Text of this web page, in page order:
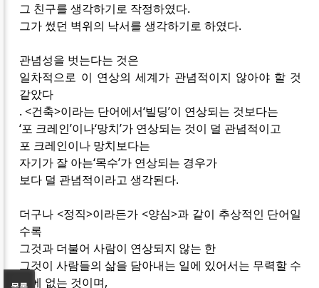
그 친구를 생각하기로 작정하였다.
그가 썼던 벽위의 낙서를 생각하기로 하였다.
관념성을 벗는다는 것은
일차적으로 이 연상의 세계가 관념적이지 않아야 할 것
같았다
. <건축>이라는 단어에서‘빌딩’이 연상되는 것보다는
‘포 크레인’이나‘망치’가 연상되는 것이 덜 관념적이고
포 크레인이나 망치보다는
자기가 잘 아는‘목수’가 연상되는 경우가
보다 덜 관념적이라고 생각된다.
더구나 <정직>이라든가 <양심>과 같이 추상적인 단어일
수록
그것과 더불어 사람이 연상되지 않는 한
그것이 사람들의 삶을 담아내는 일에 있어서는 무력할 수
밖에 없는 것이며,